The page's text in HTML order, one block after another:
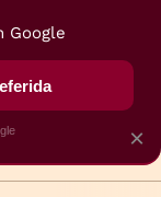
×
Google